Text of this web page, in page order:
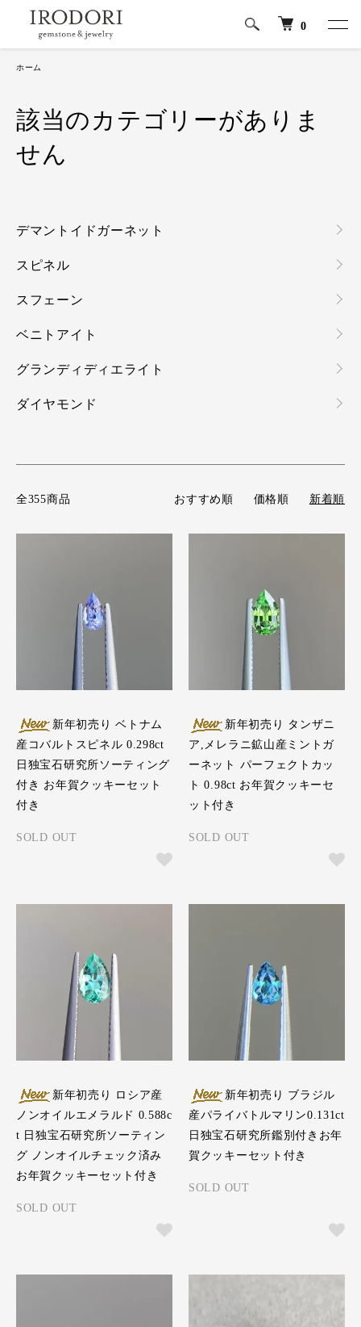
0
ホーム
該当のカテゴリーがありま
せん
デマントイドガーネット
スピネル
スフェーン
ベニトアイト
グランディディエライト
ダイヤモンド
全355商品 おすすめ順 価格順 新着順
新年初売り ベトナム
産コバルトスピネル 0.298ct
日独宝石研究所ソーティング
付き お年賀クッキーセット
付き
SOLD OUT
新年初売り タンザニ
ア,メレラニ鉱山産ミントガ
ーネット パーフェクトカッ
ト 0.98ct お年賀クッキーセ
ット付き
SOLD OUT
新年初売り ロシア産
ノンオイルエメラルド 0.588c
t 日独宝石研究所ソーティン
グ ノンオイルチェック済み
お年賀クッキーセット付き
SOLD OUT
新年初売り ブラジル
産パライバトルマリン0.131ct
日独宝石研究所鑑別付きお年
賀クッキーセット付き
SOLD OUT